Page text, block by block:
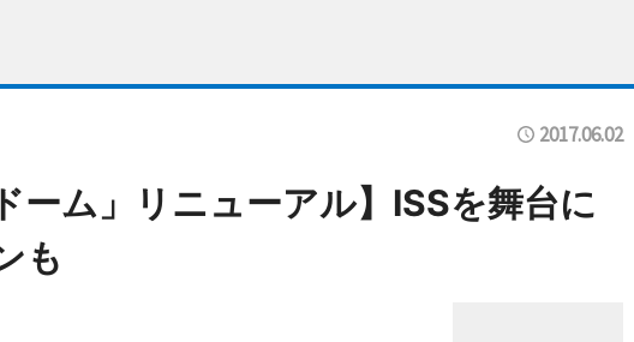
2017.06.02
ーム」リニューアル】ISSを舞台に
も